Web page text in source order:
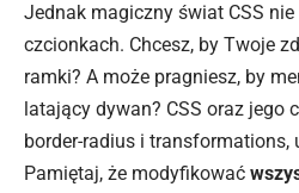
Jednak magiczny świat CSS
czcionkach. Chcesz, by Twoje
ramki? A może pragniesz, by
latający dywan? CSS oraz jego
border-radius i transformations,
Pamiętaj, że modyfikować